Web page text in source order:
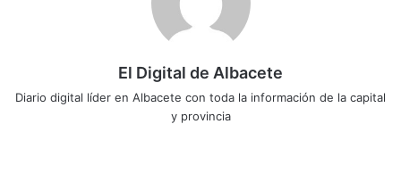
El Digital de Albacete
Diario digital líder en Albacete con toda la información de la capital
y provincia